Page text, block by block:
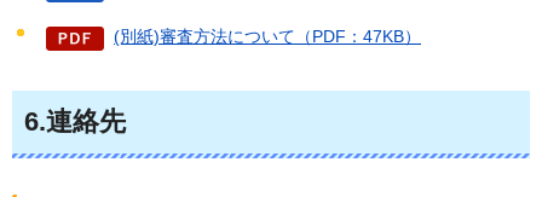
(別紙)審査方法について（PDF：47KB）
6.連絡先